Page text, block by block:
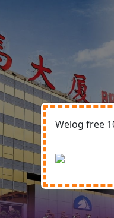
Welog free